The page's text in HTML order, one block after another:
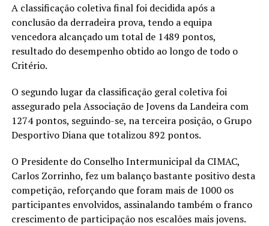
A classificação coletiva final foi decidida após a
conclusão da derradeira prova, tendo a equipa
vencedora alcançado um total de 1489 pontos,
resultado do desempenho obtido ao longo de todo o
Critério.
O segundo lugar da classificação geral coletiva foi
assegurado pela Associação de Jovens da Landeira com
1274 pontos, seguindo-se, na terceira posição, o Grupo
Desportivo Diana que totalizou 892 pontos.
O Presidente do Conselho Intermunicipal da CIMAC,
Carlos Zorrinho, fez um balanço bastante positivo desta
competição, reforçando que foram mais de 1000 os
participantes envolvidos, assinalando também o franco
crescimento de participação nos escalões mais jovens.